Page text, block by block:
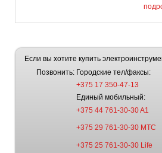
Если вы хотите купить
Позвонить: Городские тел/факсы:
+375 17 350-47-13
Единый мобильный:
+375 44 761-30-30 A1
+375 29 761-30-30 МТС
+375 25 761-30-30 Life